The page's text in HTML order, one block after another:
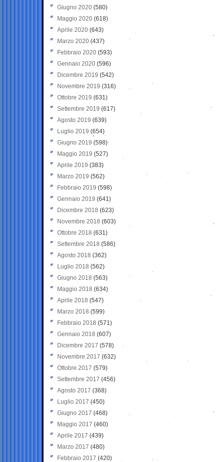
Giugno 2020 (580)
Maggio 2020 (618)
Aprile 2020 (643)
Marzo 2020 (437)
Febbraio 2020 (593)
Gennaio 2020 (596)
Dicembre 2019 (542)
Novembre 2019 (316)
Ottobre 2019 (631)
Settembre 2019 (617)
Agosto 2019 (639)
Luglio 2019 (654)
Giugno 2019 (598)
Maggio 2019 (527)
Aprile 2019 (383)
Marzo 2019 (562)
Febbraio 2019 (598)
Gennaio 2019 (641)
Dicembre 2018 (623)
Novembre 2018 (603)
Ottobre 2018 (631)
Settembre 2018 (586)
Agosto 2018 (362)
Luglio 2018 (562)
Giugno 2018 (563)
Maggio 2018 (634)
Aprile 2018 (547)
Marzo 2018 (599)
Febbraio 2018 (571)
Gennaio 2018 (607)
Dicembre 2017 (578)
Novembre 2017 (632)
Ottobre 2017 (579)
Settembre 2017 (456)
Agosto 2017 (368)
Luglio 2017 (450)
Giugno 2017 (468)
Maggio 2017 (460)
Aprile 2017 (439)
Marzo 2017 (480)
Febbraio 2017 (420)